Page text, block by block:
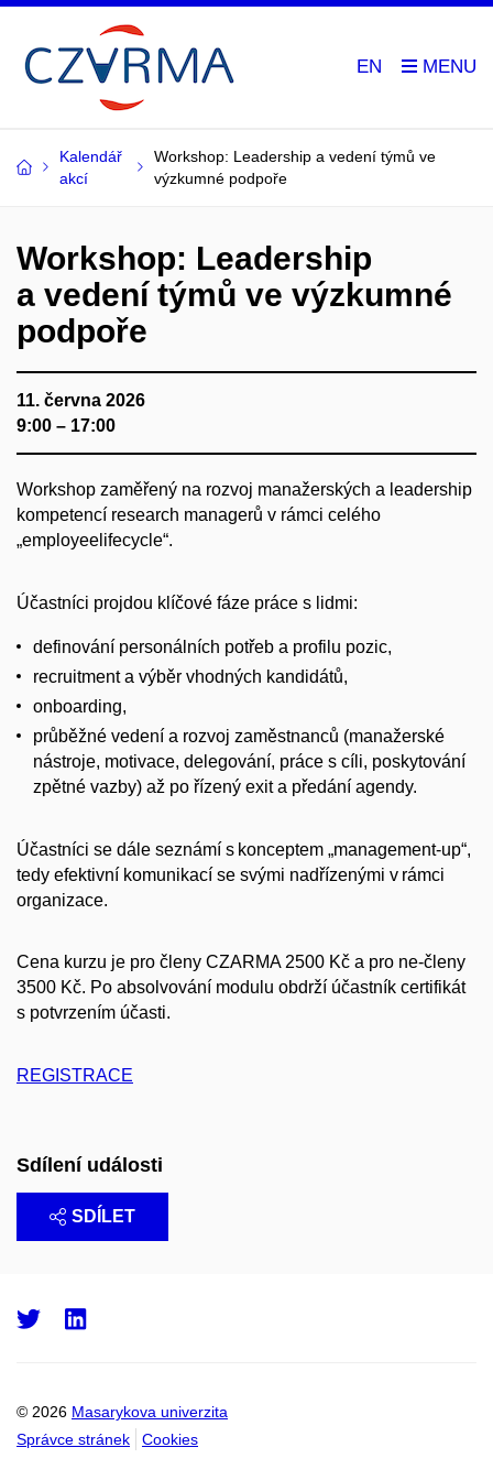
EN
Kalendář
akcí
Workshop: Leadership a vedení týmů ve
výzkumné podpoře
Workshop: Leadership
a vedení týmů ve výzkumné
podpoře
11. června 2026
9:00 – 17:00
Workshop zaměřený na rozvoj manažerských a leadership
kompetencí research managerů v rámci celého
„employee lifecycle“.
Účastníci projdou klíčové fáze práce s lidmi:
definování personálních potřeb a profilu pozic,
recruitmenta výběr vhodných kandidátů,
onboarding,
průběžné vedení a rozvoj zaměstnanců (manažerské
nástroje, motivace, delegování, práce s cíli, poskytování
zpětné vazby) až po řízený exit a předání agendy.
Účastníci se dále seznámí s konceptem „management-up“,
tedy efektivní komunikací se svými nadřízenými v rámci
organizace.
Cena kurzu je pro členy CZARMA 2500 Kč a pro ne-členy
3500 Kč. Po absolvování modulu obdrží účastník certifikát
s potvrzením účasti.
REGISTRACE
Sdílení události
SDÍLET
© 2026 Masarykova univerzita
Správce stránek
Cookies
Twitter